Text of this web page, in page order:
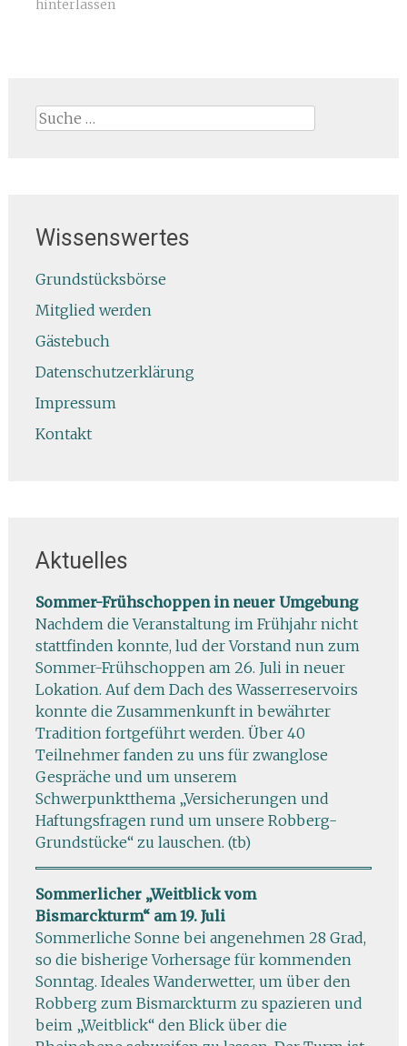
hinterlassen
Suche
Wissenswertes
Grundstücksbörse
Mitglied werden
Gästebuch
Datenschutzerklärung
Impressum
Kontakt
Aktuelles
Sommer-Frühschoppen in neuer Umgebung
Nachdem die Veranstaltung im Frühjahr nicht
stattfinden konnte, lud der Vorstand nun zum
Sommer-Frühschoppen am 26. Juli in neuer
Lokation. Auf dem Dach des Wasserreservoirs
konnte die Zusammenkunft in bewährter
Tradition fortgeführt werden. Über 40
Teilnehmer fanden zu uns für zwanglose
Gespräche und um unserem
Schwerpunktthema „Versicherungen und
Haftungsfragen rund um unsere Robberg-
Grundstücke“ zu lauschen. (tb)
Sommerlicher „Weitblick vom
Bismarckturm“ am 19. Juli
Sommerliche Sonne bei angenehmen 28 Grad,
so die bisherige Vorhersage für kommenden
Sonntag. Ideales Wanderwetter, um über den
Robberg zum Bismarckturm zu spazieren und
beim „Weitblick“ den Blick über die